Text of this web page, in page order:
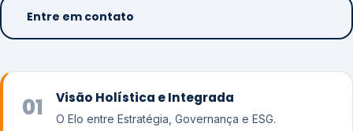
Entre em contato
01 Visão Holística e Integrada
O Elo entre Estratégia, Governança e ESG.